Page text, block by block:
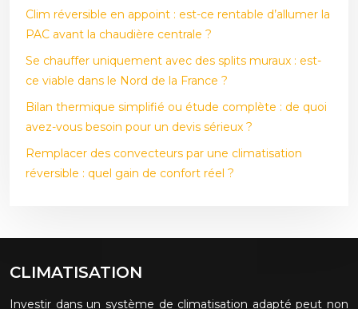
Clim réversible en appoint : est-ce rentable d’allumer la
PAC avant la chaudière centrale ?
Se chauffer uniquement avec des splits muraux : est-
ce viable dans le Nord de la France ?
Bilan thermique simplifié ou étude complète : de quoi
avez-vous besoin pour un devis sérieux ?
Remplacer des convecteurs par une climatisation
réversible : quel gain de confort réel ?
CLIMATISATION
Investir dans un système de climatisation adapté peut non